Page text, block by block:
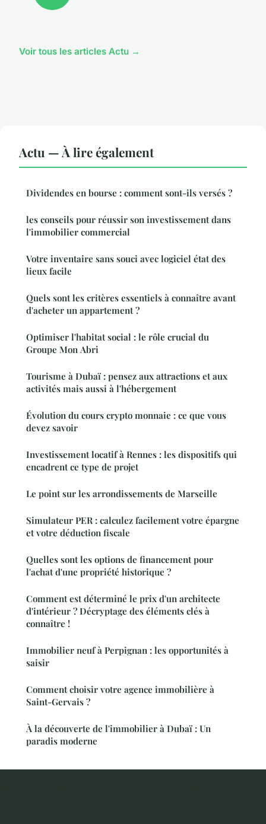
Voir tous les articles Actu →
Actu — À lire également
Dividendes en bourse : comment sont-ils versés ?
les conseils pour réussir son investissement dans
l'immobilier commercial
Votre inventaire sans souci avec logiciel état des
lieux facile
Quels sont les critères essentiels à connaître avant
d'acheter un appartement ?
Optimiser l'habitat social : le rôle crucial du
Groupe Mon Abri
Tourisme à Dubaï : pensez aux attractions et aux
activités mais aussi à l'hébergement
Évolution du cours crypto monnaie : ce que vous
devez savoir
Investissement locatif à Rennes : les dispositifs qui
encadrent ce type de projet
Le point sur les arrondissements de Marseille
Simulateur PER : calculez facilement votre épargne
et votre déduction fiscale
Quelles sont les options de financement pour
l'achat d'une propriété historique ?
Comment est déterminé le prix d'un architecte
d'intérieur ? Décryptage des éléments clés à
connaître !
Immobilier neuf à Perpignan : les opportunités à
saisir
Comment choisir votre agence immobilière à
Saint-Gervais ?
À la découverte de l'immobilier à Dubaï : Un
paradis moderne